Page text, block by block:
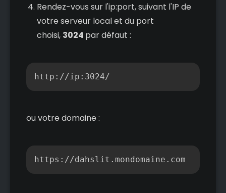
Rendez-vous sur l'ip:port, suivant l'IP de
votre serveur local et du port
choisi, 3024 par défaut :
http://ip:3024/
ou votre domaine :
https://dahslit.mondomaine.com